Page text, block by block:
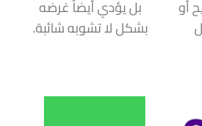
أو
بل يؤدي أيضاً غرضه
بشكل لا تشوبه شائبة.